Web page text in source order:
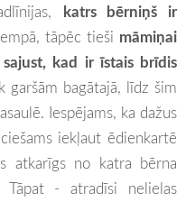
katrs bērniņš ir
tāpēc tieši māmiņai
kad ir īstais brīdis
bagātajā, līdz šim
Iespējams, ka dažus
iekļaut ēdienkartē
atkarīgs no katra bērna
Tāpat - atradīsi nelielas